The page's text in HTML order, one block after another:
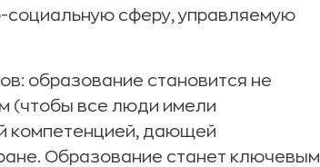
социальную сферу, управляемую
образование становится не
(чтобы все люди имели
компетенцией, дающей
Образование станет ключевым